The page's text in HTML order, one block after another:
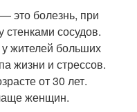
это болезнь, при
стенками сосудов.
у жителей больших
жизни и стрессов.
от 30 лет.
женщин.